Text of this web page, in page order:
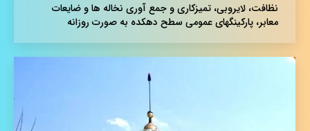
نظافت، لایروبی، تمیزکاری و جمع آوری نخاله ها و ضایعات
معابر، پارکینگهای عمومی سطح دهکده به صورت روزانه